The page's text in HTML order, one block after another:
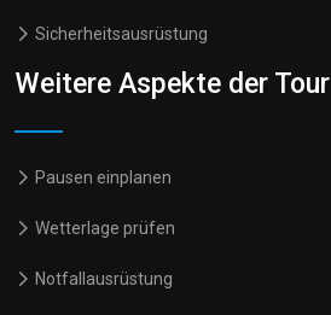
Sicherheitsausrüstung
Weitere Aspekte der Tour
Pausen einplanen
Wetterlage prüfen
Notfallausrüstung